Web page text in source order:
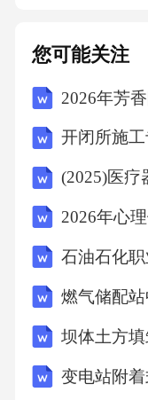
引进高科技农业
D、提高农产品
兴战略强调产业
农产品附加值，
的要求。A项扩
项引进设备属
色；D项提高出
特色农业的发展
建设中，注重
您可能关注
开闭所施
2026年心
燃气储配
坝体土方
变电站附